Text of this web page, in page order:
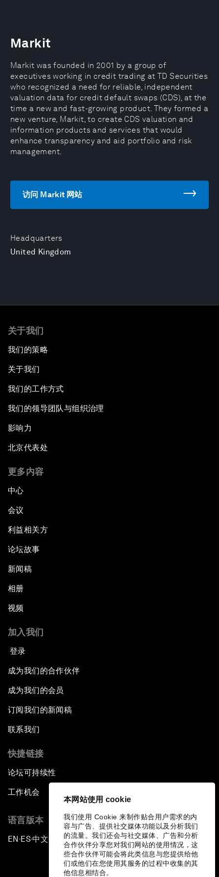
本网站使用 cookie
我们使用 Cookie 来制作贴合用户需求的内
容与广告、提供社交媒体功能以及分析我们
的流量。我们还会与社交媒体、广告和分析
合作伙伴分享您对我们网站的使用情况，这
些合作伙伴可能会将此类信息与您提供给他
们或他们在您使用其服务的过程中收集的其
他信息相结合。
Headquarters
United Kingdom
Markit
Markit was founded in 2001 by a group of
executives working in credit trading at TD Securities
who recognized a need for reliable, independent
valuation data for credit default swaps (CDS), at the
time a new and fast-growing product. They formed a
new venture, Markit, to create CDS valuation and
information products and services that would
enhance transparency and aid portfolio and risk
management.
访问 Markit 网站
关于我们
我们的策略
关于我们
我们的工作方式
我们的领导团队与组织治理
影响力
北京代表处
更多内容
中心
会议
利益相关方
论坛故事
新闻稿
相册
视频
加入我们
登录
成为我们的合作伙伴
成为我们的会员
订阅我们的新闻稿
联系我们
快捷链接
论坛可持续性
工作机会
语言版本
EN ▪ES▪中文▪ 日本語